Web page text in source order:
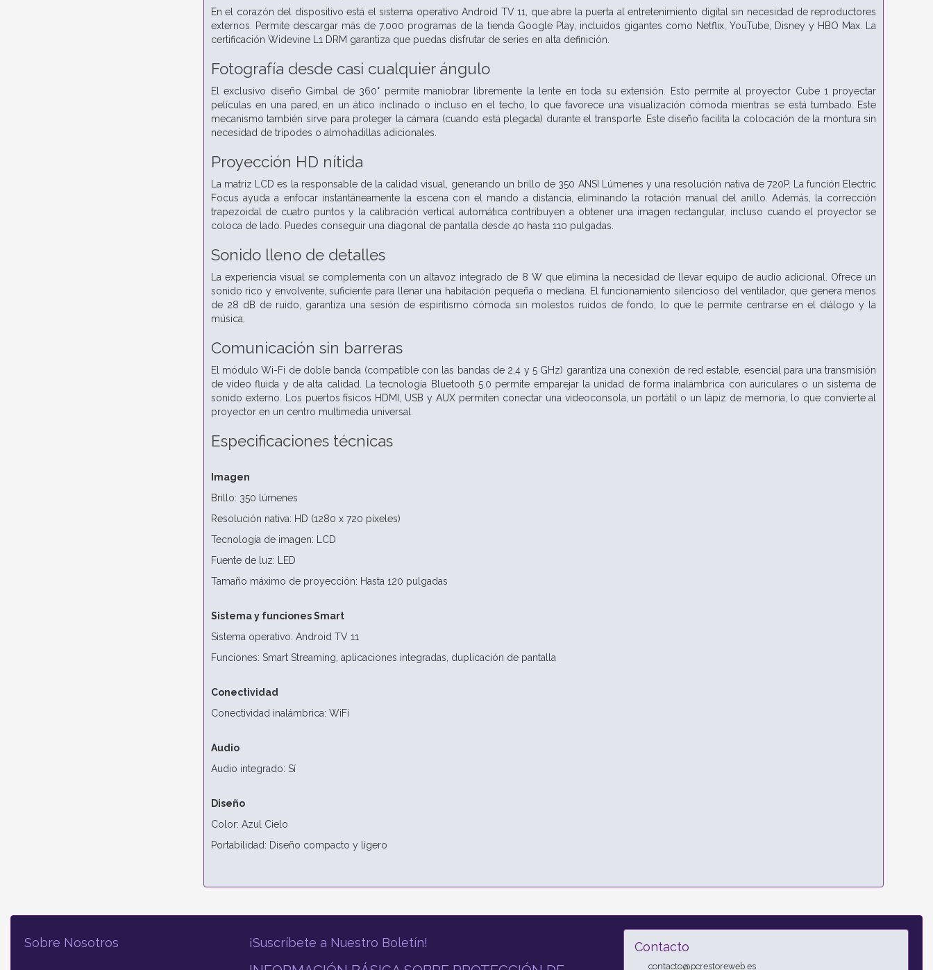
En el corazón del dispositivo está el sistema operativo Android TV 11, que abre la puerta al entretenimiento digital sin necesidad de reproductores
externos. Permite descargar más de 7.000 programas de la tienda Google Play, incluidos gigantes como Netflix, YouTube, Disney y HBO Max. La
certificación Widevine L1 DRM garantiza que puedas disfrutar de series en alta definición.
Fotografía desde casi cualquier ángulo
El exclusivo diseño Gimbal de 360° permite maniobrar libremente la lente en toda su extensión. Esto permite al proyector Cube 1 proyectar
películas en una pared, en un ático inclinado o incluso en el techo, lo que favorece una visualización cómoda mientras se está tumbado. Este
mecanismo también sirve para proteger la cámara (cuando está plegada) durante el transporte. Este diseño facilita la colocación de la montura sin
necesidad de trípodes o almohadillas adicionales.
Proyección HD nítida
La matriz LCD es la responsable de la calidad visual, generando un brillo de 350 ANSI Lúmenes y una resolución nativa de 720P. La función Electric
Focus ayuda a enfocar instantáneamente la escena con el mando a distancia, eliminando la rotación manual del anillo. Además, la corrección
trapezoidal de cuatro puntos y la calibración vertical automática contribuyen a obtener una imagen rectangular, incluso cuando el proyector se
coloca de lado. Puedes conseguir una diagonal de pantalla desde 40 hasta 110 pulgadas.
Sonido lleno de detalles
La experiencia visual se complementa con un altavoz integrado de 8 W que elimina la necesidad de llevar equipo de audio adicional. Ofrece un
sonido rico y envolvente, suficiente para llenar una habitación pequeña o mediana. El funcionamiento silencioso del ventilador, que genera menos
de 28 dB de ruido, garantiza una sesión de espiritismo cómoda sin molestos ruidos de fondo, lo que le permite centrarse en el diálogo y la
música.
Comunicación sin barreras
El módulo Wi-Fi de doble banda (compatible con las bandas de 2,4 y 5 GHz) garantiza una conexión de red estable, esencial para una transmisión
de vídeo fluida y de alta calidad. La tecnología Bluetooth 5.0 permite emparejar la unidad de forma inalámbrica con auriculares o un sistema de
sonido externo. Los puertos físicos HDMI, USB y AUX permiten conectar una videoconsola, un portátil o un lápiz de memoria, lo que convierte al
proyector en un centro multimedia universal.
Especificaciones técnicas
Imagen
Brillo: 350 lúmenes
Resolución nativa: HD (1280 x 720 píxeles)
Tecnología de imagen: LCD
Fuente de luz: LED
Tamaño máximo de proyección: Hasta 120 pulgadas
Sistema y funciones Smart
Sistema operativo: Android TV 11
Funciones: Smart Streaming, aplicaciones integradas, duplicación de pantalla
Conectividad
Conectividad inalámbrica: WiFi
Audio
Audio integrado: Sí
Diseño
Color: Azul Cielo
Portabilidad: Diseño compacto y ligero
Sobre Nosotros ¡Suscríbete a Nuestro Boletín! Contacto
contacto@pcrestoreweb.es